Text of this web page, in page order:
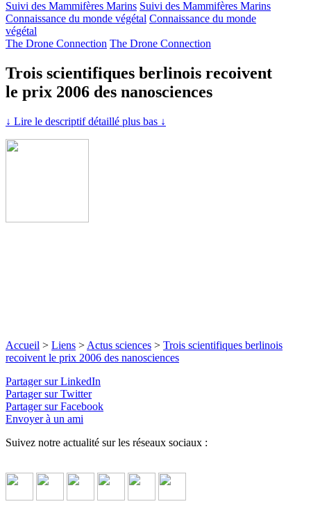
Suivi des Mammifères Marins Suivi des Mammifères Marins
Connaissance du monde végétal Connaissance du monde
végétal
The Drone Connection The Drone Connection
Trois scientifiques berlinois recoivent
le prix 2006 des nanosciences
↓ Lire le descriptif détaillé plus bas ↓
Accueil > Liens > Actus sciences > Trois scientifiques berlinois
recoivent le prix 2006 des nanosciences
Partager sur LinkedIn
Partager sur Twitter
Partager sur Facebook
Envoyer à un ami
Suivez notre actualité sur les réseaux sociaux :